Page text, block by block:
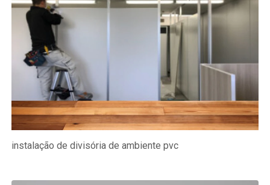
instalação de divisória de ambiente pvc